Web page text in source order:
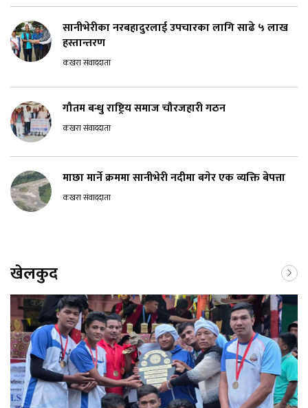
सानीभेरीका नरबहादुरलाई उपचारका लागि साढे ५ लाख
हस्तान्तरण
कखरा संवाददाता
गौतम बन्धु राष्ट्रिय समाज चौरजहारी गठन
कखरा संवाददाता
माछा मार्ने क्रममा सानीभेरी नदीमा बगेर एक व्यक्ति बेपत्ता
कखरा संवाददाता
खेलकुद